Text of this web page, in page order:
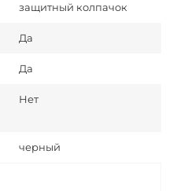
защитный колпачок
Да
Да
Нет
черный